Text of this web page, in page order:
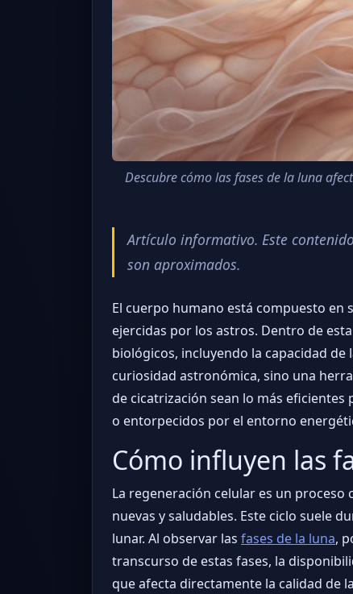
Descubre cómo las fases de la luna
Artículo informativo. Este
son aproximados.
El cuerpo humano está compuesto
ejercidas por los astros. Dentro de
biológicos, incluyendo la capacidad
curiosidad astronómica, sino una
de cicatrización sean lo más
o entorpecidos por el entorno
Cómo influyen las
La regeneración celular es un
nuevas y saludables. Este ciclo suele
lunar. Al observar las fases de la luna,
transcurso de estas fases, la
que afecta directamente la calidad de